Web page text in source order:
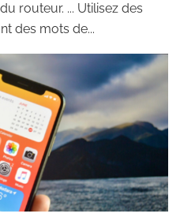
routeur. ... Utilisez des
des mots de...